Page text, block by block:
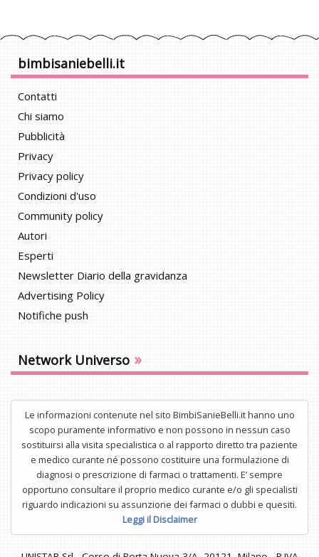
bimbisaniebelli.it
Contatti
Chi siamo
Pubblicità
Privacy
Privacy policy
Condizioni d'uso
Community policy
Autori
Esperti
Newsletter Diario della gravidanza
Advertising Policy
Notifiche push
Network Universo »
Le informazioni contenute nel sito BimbiSanieBelli.it hanno uno
scopo puramente informativo e non possono in nessun caso
sostituirsi alla visita specialistica o al rapporto diretto tra paziente
e medico curante né possono costituire una formulazione di
diagnosi o prescrizione di farmaci o trattamenti. E’ sempre
opportuno consultare il proprio medico curante e/o gli specialisti
riguardo indicazioni su assunzione dei farmaci o dubbi e quesiti.
Leggi il Disclaimer